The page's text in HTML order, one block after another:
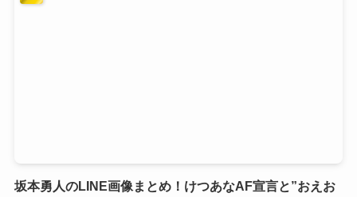
坂本勇人のLINE画像まとめ！けつあなAF宣言と”おえお